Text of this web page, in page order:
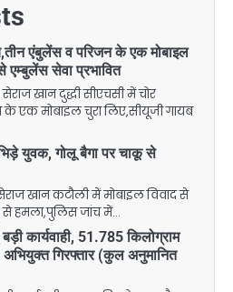
एंबुलेंस व परिजन के एक मोबाइल
एम्बुलेंस सेवा प्रभावित
खान दुद्धी सीएचसी में चोर
एक मोबाइल चुरा लिए,सीयूजी गायब
युवक, गोलू बैगा पर चाकू से
खान कटौली में मोबाइल विवाद से
हमला,पुलिस जांच में…
बड़ी कार्यवाही, 51.785 किलोग्राम
गिरफ्तार (कुल अनुमानित